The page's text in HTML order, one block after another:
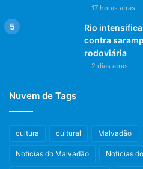
17 horas atrás
Rio
contra
rodoviária
2 dias atrás
Nuvem de Tags
cultura cultural Malvadão
Noticias do Malvadão Noticias